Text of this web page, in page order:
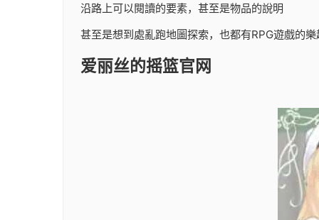
沿路上可以閱讀的要素，甚至是物品的說明
甚至是想到處亂跑地圖探索，也都有RPG遊戲的樂
爱丽丝的摇篮官网